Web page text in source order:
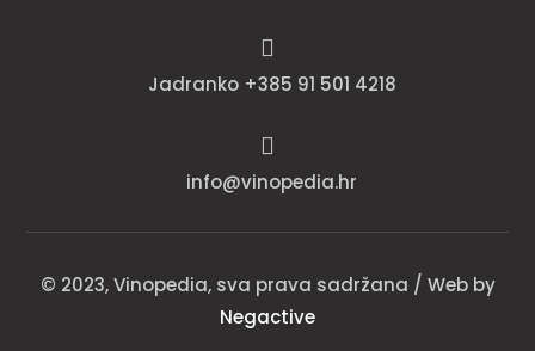

Jadranko +385 91 501 4218

info@vinopedia.hr
© 2023, Vinopedia, sva prava sadržana / Web by
Negactive